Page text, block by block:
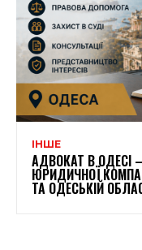
ІНШЕ
АДВОКАТ В ОДЕСІ
ЮРИДИЧНОЇ
ТА ОДЕСЬКІЙ